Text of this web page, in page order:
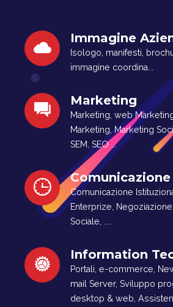
Immagine
Isologo, manifesti,
immagine coordina...
Marketing
Marketing, web
Marketing, Marketing
SEM, SEO ...
Comunicazione
Comunicazione
Enterprize,
Sociale, ....
Information
Portali, e-commerce,
mail Server, Sviluppo
desktop & web,